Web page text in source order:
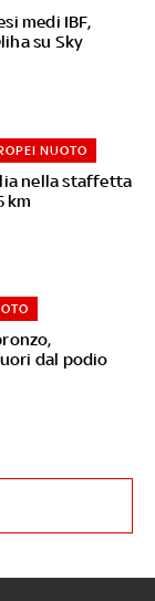
medi IBF,
su Sky
nella staffetta
km
NUOTO
dal podio